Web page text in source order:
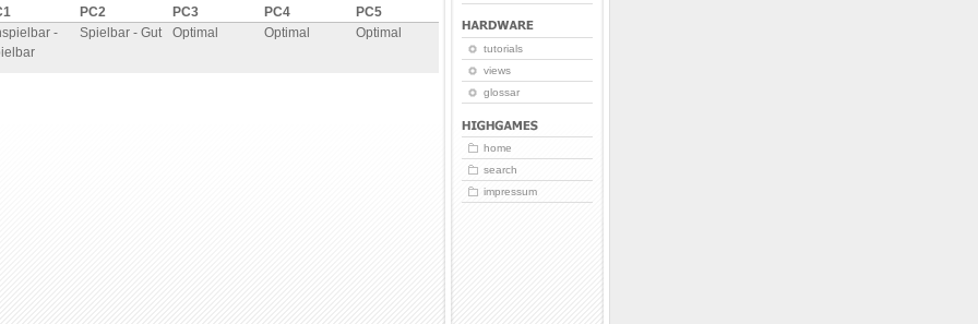
PC2 PC3 PC4
PC5
-
Spielbar - Gut Optimal Optimal Optimal
tutorials
views
glossar
home
search
impressum